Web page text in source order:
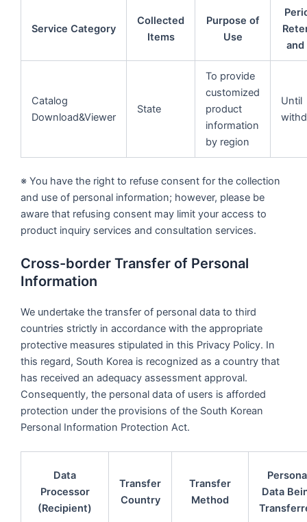
Service Category
Collected
Items
Purpose of
Use
and
Catalog
Download&Viewer
State
To provide
customized
product
information
by region
Until
※ You have the right to refuse consent for the collection
and use of personal information; however, please be
aware that refusing consent may limit your access to
product inquiry services and consultation services.
Cross-border Transfer of Personal
Information
We undertake the transfer of personal data to third
countries strictly in accordance with the appropriate
protective measures stipulated in this Privacy Policy. In
this regard, South Korea is recognized as a country that
has received an adequacy assessment approval.
Consequently, the personal data of users is afforded
protection under the provisions of the South Korean
Personal Information Protection Act.
Data
Processor
(Recipient)
Transfer
Country
Transfer
Method
Data